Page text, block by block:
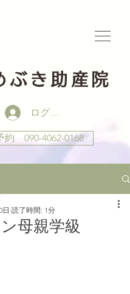
ぶき助産院
ログイン
約 090-4062-0168
母親学級
日 読了時間: 1分